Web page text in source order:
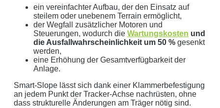
Ihre Daten in guten Händen:
keine Weitergabe an Dritte
sichere Datenübertragung
Datenlöschung nach Art. 17 DSGVO
Keine Newsletter oder Spam
ein vereinfachter Aufbau, der den Einsatz auf
steilem oder unebenem Terrain ermöglicht,
der Wegfall zusätzlicher Motoren und
Steuerungen, wodurch die Wartungskosten und
die Ausfallwahrscheinlichkeit um 50 % gesenkt
werden,
eine Erhöhung der Gesamtverfügbarkeit der
Anlage.
Smart-Slope lässt sich dank einer Klammerbefestigung
an jedem Punkt der Tracker-Achse nachrüsten, ohne
dass strukturelle Änderungen am Träger nötig sind.